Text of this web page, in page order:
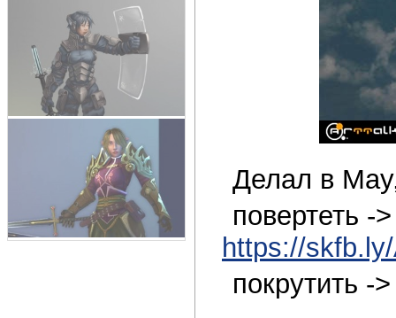
Делал в
повертеть ->
https://
покрутить -